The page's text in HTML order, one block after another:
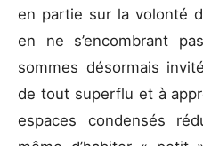
en partie sur la volonté
en ne s’encombrant
sommes désormais
de tout superflu et à
espaces condensés